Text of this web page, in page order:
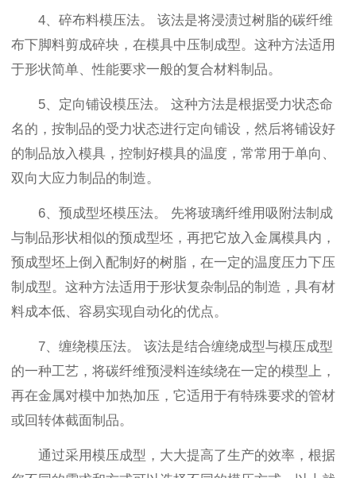
4、碎布料模压法。 该法是将浸渍过树脂的碳纤维
布下脚料剪成碎块，在模具中压制成型。这种方法适用
于形状简单、性能要求一般的复合材料制品。
5、定向铺设模压法。 这种方法是根据受力状态命
名的，按制品的受力状态进行定向铺设，然后将铺设好
的制品放入模具，控制好模具的温度，常常用于单向、
双向大应力制品的制造。
6、预成型坯模压法。 先将玻璃纤维用吸附法制成
与制品形状相似的预成型坯，再把它放入金属模具内，
预成型坯上倒入配制好的树脂，在一定的温度压力下压
制成型。这种方法适用于形状复杂制品的制造，具有材
料成本低、容易实现自动化的优点。
7、缠绕模压法。 该法是结合缠绕成型与模压成型
的一种工艺，将碳纤维预浸料连续绕在一定的模型上，
再在金属对模中加热加压，它适用于有特殊要求的管材
或回转体截面制品。
通过采用模压成型，大大提高了生产的效率，根据